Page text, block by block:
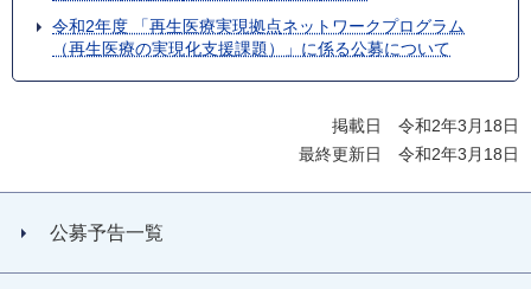
令和2年度 「再生医療実現拠点ネットワークプログラム
（再生医療の実現化支援課題）」に係る公募について
掲載日 令和2年3月18日
最終更新日 令和2年3月18日
公募予告一覧